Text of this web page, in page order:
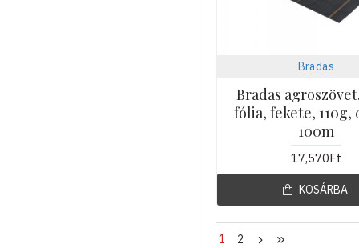
Bradas
Bradas
fólia, fekete, 110g,
100m
17,570Ft
KOSÁRBA
1 2